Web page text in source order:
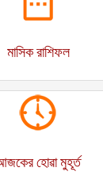
মাসিক রাশিফল
হোৱা মুহূর্ত